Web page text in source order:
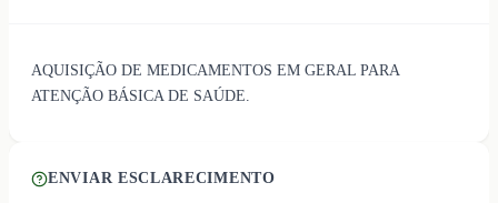
AQUISIÇÃO DE MEDICAMENTOS EM GERAL PARA
ATENÇÃO BÁSICA DE SAÚDE.
ENVIAR ESCLARECIMENTO